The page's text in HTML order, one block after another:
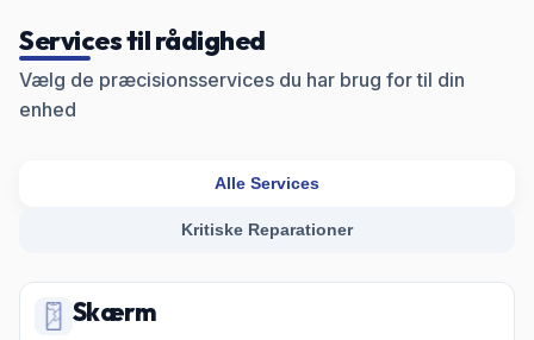
Services til rådighed
Vælg de præcisionsservices du har brug for til din
enhed
Alle Services
Kritiske Reparationer
Skærm